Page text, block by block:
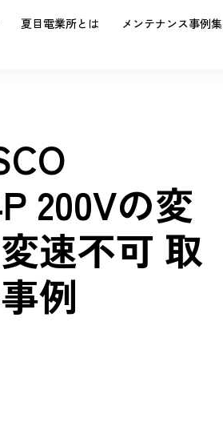
夏目電業所とは メンテナンス事例集
200Vの変
速不可 取
例